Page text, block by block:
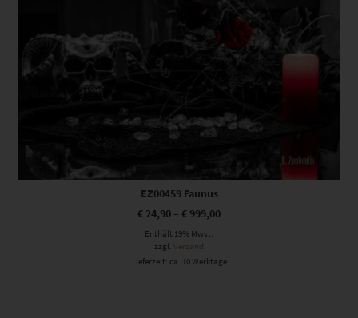
EZ00459 Faunus
€ 24,90 – € 999,00
Enthält 19% Mwst.
zzgl. Versand
Lieferzeit: ca. 10 Werktage